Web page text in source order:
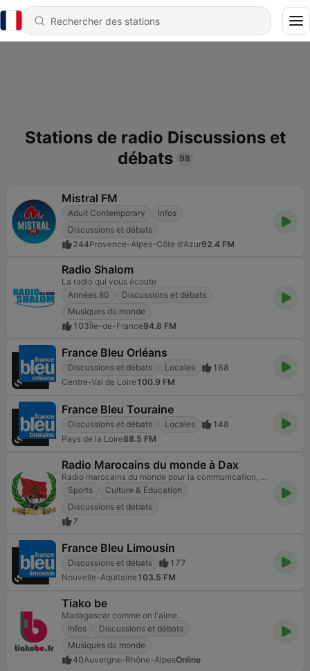
Stations de radio Discussions et
débats
98
Mistral FM
Adult Contemporary
Infos
Discussions et débats
244Provence-Alpes-Côte d'Azur92.4 FM
Radio Shalom
La radio qui vous écoute
Années 80
Discussions et débats
Musiques du monde
103Île-de-France94.8 FM
France Bleu Orléans
Discussions et débats Locales
168
Centre-Val de Loire100.9 FM
France Bleu Touraine
Discussions et débats Locales
148
Pays de la Loire88.5 FM
Radio Marocains du monde à Dax
Radio marocains du monde pour la communication, la culture, et le sociale
Sports
Culture & Éducation
Discussions et débats
7
France Bleu Limousin
Discussions et débats
177
Nouvelle-Aquitaine103.5 FM
Tiako be
Madagascar comme on l'aime.
Infos
Discussions et débats
Musiques du monde
40Auvergne-Rhône-AlpesOnline